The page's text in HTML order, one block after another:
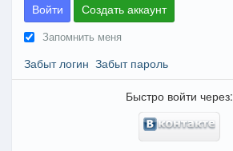
Войти Создать аккаунт
Запомнить меня
Забыт логин Забыт пароль
Быстро войти через: